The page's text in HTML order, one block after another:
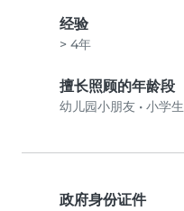
经验
> 4年
擅长照顾的年龄段
幼儿园小朋友 • 小学生
政府身份证件